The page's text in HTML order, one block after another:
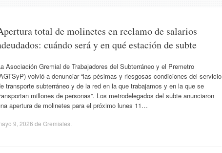
total de molinetes en reclamo de salarios
cuándo será y en qué estación de subte
Asociación Gremial de Trabajadores del Subterráneo y el Premetro
volvió a denunciar “las pésimas y riesgosas condiciones del servicio
transporte subterráneo y de la red en la que trabajamos y en la que se
millones de personas”. Los metrodelegados del subte anunciaron
apertura de molinetes para el próximo lunes 11…
9, 2026 de Gremiales